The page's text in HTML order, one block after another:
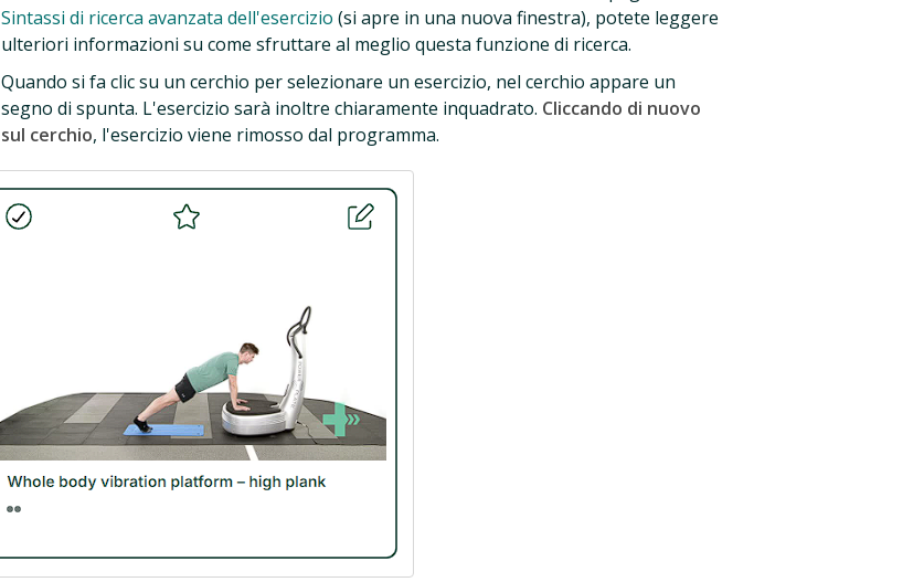
Sintassi di ricerca avanzata dell'esercizio (si apre in una nuova finestra), potete leggere
ulteriori informazioni su come sfruttare al meglio questa funzione di ricerca.
Quando si fa clic su un cerchio per selezionare un esercizio, nel cerchio appare un
segno di spunta. L'esercizio sarà inoltre chiaramente inquadrato. Cliccando di nuovo
sul cerchio, l'esercizio viene rimosso dal programma.